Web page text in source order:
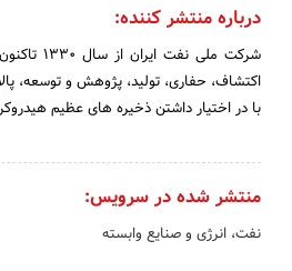
درباره منتشر کننده:
شرکت
اکتشاف، حفاری، تولید، پژوهش و توسعه،
با در اختیار داشتن ذخیره های عظیم
منتشر شده در سرویس:
نفت، انرژی و صنایع وابسته